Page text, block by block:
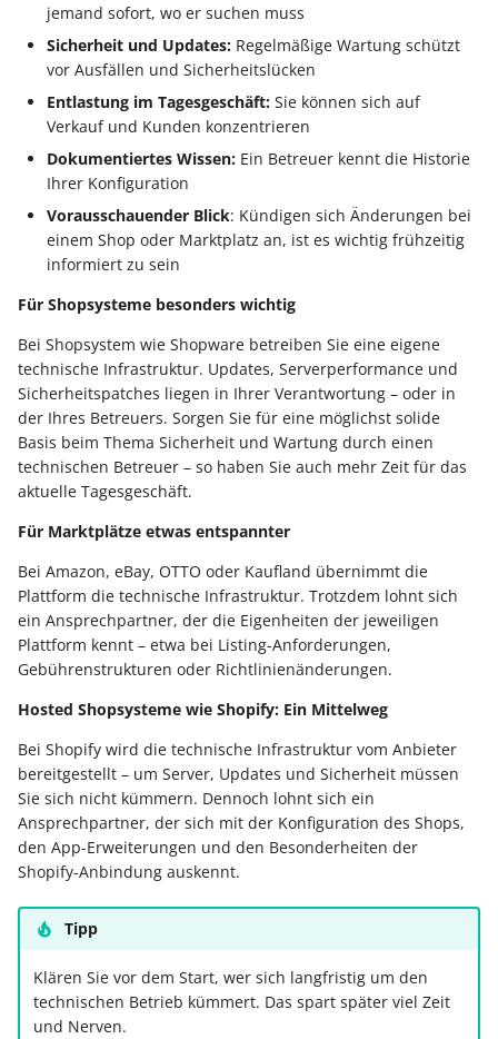
jemand sofort, wo er suchen muss
Sicherheit und Updates: Regelmäßige Wartung schützt
vor Ausfällen und Sicherheitslücken
Entlastung im Tagesgeschäft: Sie können sich auf
Verkauf und Kunden konzentrieren
Dokumentiertes Wissen: Ein Betreuer kennt die Historie
Ihrer Konfiguration
Vorausschauender Blick: Kündigen sich Änderungen bei
einem Shop oder Marktplatz an, ist es wichtig frühzeitig
informiert zu sein
Für Shopsysteme besonders wichtig
Bei Shopsystem wie Shopware betreiben Sie eine eigene
technische Infrastruktur. Updates, Serverperformance und
Sicherheitspatches liegen in Ihrer Verantwortung – oder in
der Ihres Betreuers. Sorgen Sie für eine möglichst solide
Basis beim Thema Sicherheit und Wartung durch einen
technischen Betreuer – so haben Sie auch mehr Zeit für das
aktuelle Tagesgeschäft.
Für Marktplätze etwas entspannter
Bei Amazon, eBay, OTTO oder Kaufland übernimmt die
Plattform die technische Infrastruktur. Trotzdem lohnt sich
ein Ansprechpartner, der die Eigenheiten der jeweiligen
Plattform kennt – etwa bei Listing-Anforderungen,
Gebührenstrukturen oder Richtlinienänderungen.
Hosted Shopsysteme wie Shopify: Ein Mittelweg
Bei Shopify wird die technische Infrastruktur vom Anbieter
bereitgestellt – um Server, Updates und Sicherheit müssen
Sie sich nicht kümmern. Dennoch lohnt sich ein
Ansprechpartner, der sich mit der Konfiguration des Shops,
den App-Erweiterungen und den Besonderheiten der
Shopify-Anbindung auskennt.
Tipp
Klären Sie vor dem Start, wer sich langfristig um den
technischen Betrieb kümmert. Das spart später viel Zeit
und Nerven.